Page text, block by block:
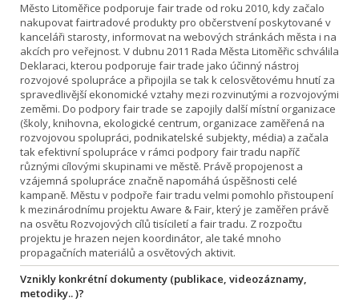
Město Litoměřice podporuje fair trade od roku 2010, kdy začalo
nakupovat fairtradové produkty pro občerstvení poskytované v
kanceláři starosty, informovat na webových stránkách města i na
akcích pro veřejnost. V dubnu 2011 Rada Města Litoměřic schválila
Deklaraci, kterou podporuje fair trade jako účinný nástroj
rozvojové spolupráce a připojila se tak k celosvětovému hnutí za
spravedlivější ekonomické vztahy mezi rozvinutými a rozvojovými
zeměmi. Do podpory fair trade se zapojily další místní organizace
(školy, knihovna, ekologické centrum, organizace zaměřená na
rozvojovou spolupráci, podnikatelské subjekty, média) a začala
tak efektivní spolupráce v rámci podpory fair tradu napříč
různými cílovými skupinami ve městě. Právě propojenost a
vzájemná spolupráce značně napomáhá úspěšnosti celé
kampaně. Městu v podpoře fair tradu velmi pomohlo přistoupení
k mezinárodnímu projektu Aware & Fair, který je zaměřen právě
na osvětu Rozvojových cílů tisíciletí a fair tradu. Z rozpočtu
projektu je hrazen nejen koordinátor, ale také mnoho
propagačních materiálů a osvětových aktivit.
Vznikly konkrétní dokumenty (publikace, videozáznamy,
metodiky.. )?